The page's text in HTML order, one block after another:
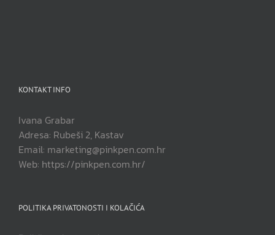
KONTAKT INFO
Ivana Grabar
Adresa: Rubeši 2, Kastav
Email: marketing@pinkpen.com.hr
Web: https://pinkpen.com.hr/
POLITIKA PRIVATONOSTI I KOLAČIĆA